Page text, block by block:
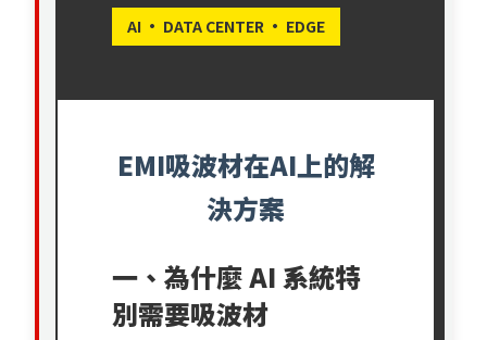
AI · DATA CENTER · EDGE
EMI吸波材在AI上的解
決方案
一、為什麼 AI 系統特
別需要吸波材